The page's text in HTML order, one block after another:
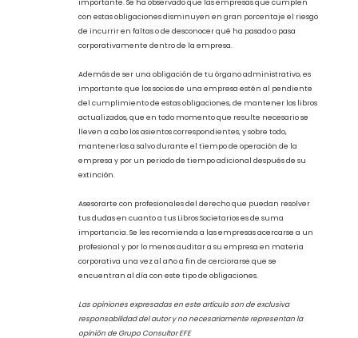
(iii) No existen herramientas que auxilien para la consulta y
análisis de información cuando sea necesaria.
autoridad te requiera dichos libros, no puedas proporcionarle
en tiempo y forma esa información e incurras en multas o
sanciones administrativas.
cumplan los requisitos que establece la ley para sociedades.
Este, además de ser un mecanismo de control obligatorio,
importante. Se ha observado que las empresas que cumplen
con estas obligaciones disminuyen en gran porcentaje el riesgo
de incurrir en faltas o de desconocer qué ha pasado o pasa
corporativamente dentro de la empresa.
importante que los socios de una empresa estén al pendiente
del cumplimiento de estas obligaciones, de mantener los libros
actualizados, que en todo momento que resulte necesario se